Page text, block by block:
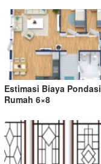
Estimasi Biaya Pondasi
Rumah 6×8